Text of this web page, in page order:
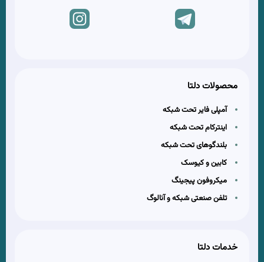
محصولات دلتا
آمپلی فایر تحت شبکه
اینترکام تحت شبکه
بلندگوهای تحت شبکه
کابین و کیوسک
میکروفون پیجینگ
تلفن صنعتی شبکه و آنالوگ
خدمات دلتا